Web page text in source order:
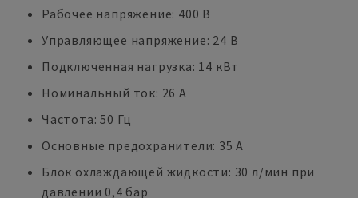
Рабочее напряжение: 400 В
Управляющее напряжение: 24 В
Подключенная нагрузка: 14 кВт
Номинальный ток: 26 А
Частота: 50 Гц
Основные предохранители: 35 А
Блок охлаждающей жидкости: 30 л/мин при
давлении 0,4 бар